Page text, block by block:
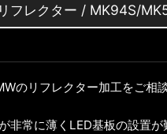
フレクター / MK94S/
のリフレクター加工をご相
非常に薄くLED基板の設置